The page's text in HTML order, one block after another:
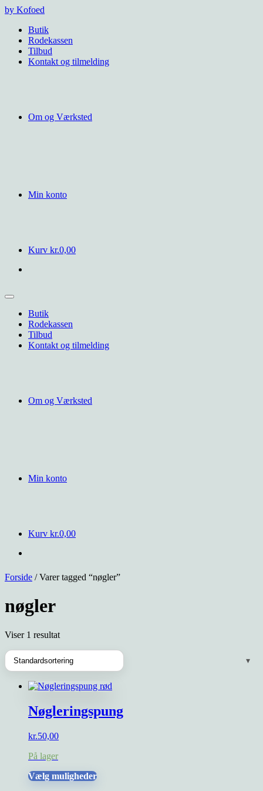
Videre
indhold
by Kofoed
Butik
Rodekassen
Tilbud
Kontakt og tilmelding
Om og Værksted
Min konto
Kurv kr.0,00
Butik
Rodekassen
Tilbud
Kontakt og tilmelding
Om og Værksted
Min konto
Kurv kr.0,00
Forside / Varer tagged “nøgler”
nøgler
Viser 1 resultat
Nøgleringspung
kr.50,00
På lager
Vælg mulighederDette